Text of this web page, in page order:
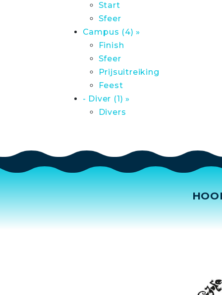
Start
Sfeer
Campus (4) »
Finish
Sfeer
Prijsuitreiking
Feest
- Diver (1) »
Divers